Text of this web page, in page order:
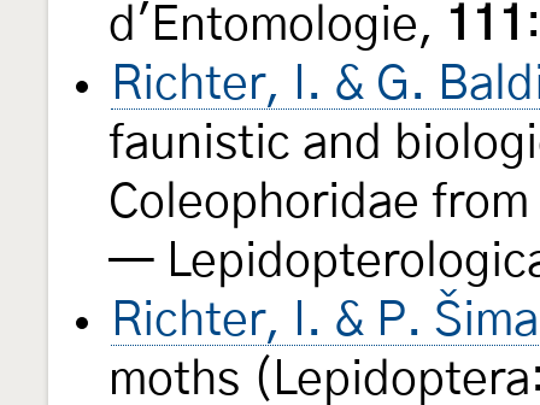
d'Entomologie, 111
Richter, I. & G.
faunistic and
Coleophoridae
—
Richter, I. & P.
moths